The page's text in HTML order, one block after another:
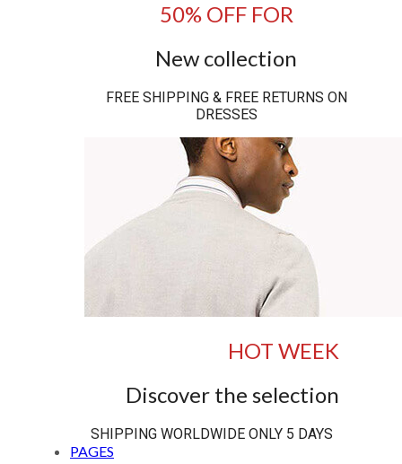
50% OFF FOR
New collection
FREE SHIPPING & FREE RETURNS ON
DRESSES
HOT WEEK
Discover the selection
SHIPPING WORLDWIDE ONLY 5 DAYS
PAGES